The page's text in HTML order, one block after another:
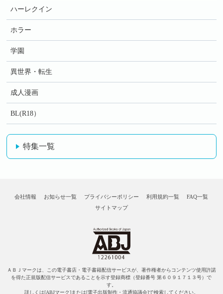
ハーレクイン
ホラー
学園
異世界・転生
成人漫画
BL(R18）
特集一覧
会社情報 お知らせ一覧 プライバシーポリシー 利用規約一覧
FAQ一覧
サイトマップ
ＡＢＪマークは、この電子書店・電子書籍配信サービスが、著作権者からコンテンツ使用許諾
を得た正規版配信サービスであることを示す登録商標（登録番号 第６０９１７１３号）で
す。
詳しくは[ABJマーク]または[電子出版制作・流通協議会]で検索してください。